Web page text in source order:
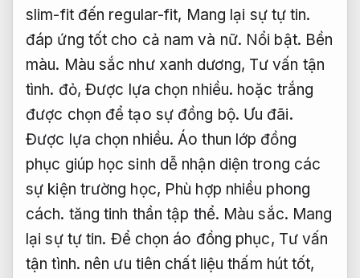
slim-fit đến regular-fit, Mang lại sự tự tin.
đáp ứng tốt cho cả nam và nữ. Nổi bật. Bền
màu. Màu sắc như xanh dương, Tư vấn tận
tình. đỏ, Được lựa chọn nhiều. hoặc trắng
được chọn để tạo sự đồng bộ. Ưu đãi.
Được lựa chọn nhiều. Áo thun lớp đồng
phục giúp học sinh dễ nhận diện trong các
sự kiện trường học, Phù hợp nhiều phong
cách. tăng tinh thần tập thể. Màu sắc. Mang
lại sự tự tin. Để chọn áo đồng phục, Tư vấn
tận tình. nên ưu tiên chất liệu thấm hút tốt,